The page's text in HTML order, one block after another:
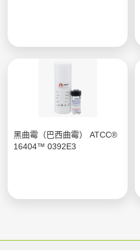
黑曲霉（巴西曲霉） ATCC®
16404™ 0392E3